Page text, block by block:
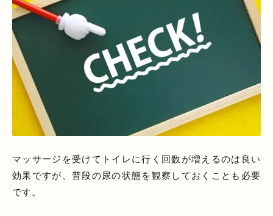
マッサージを受けてトイレに行く回数が増えるのは良い
効果ですが、普段の尿の状態を観察しておくことも必要
です。